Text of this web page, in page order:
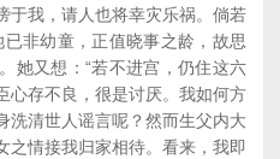
于我，请人也将幸灾乐祸。倘若
非幼童，正值晓事之龄，故思
她又想：“若不进宫，仍住这六
心存不良，很是讨厌。我如何方
洗清世人谣言呢？然而生父内大
之情接我归家相待。看来，我即